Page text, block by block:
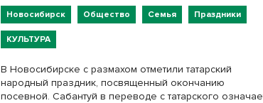
Новосибирск Общество Семья Праздники
КУЛЬТУРА
В Новосибирске с размахом отметили татарский
народный праздник, посвященный окончанию
посевной. Сабантуй в переводе с татарского